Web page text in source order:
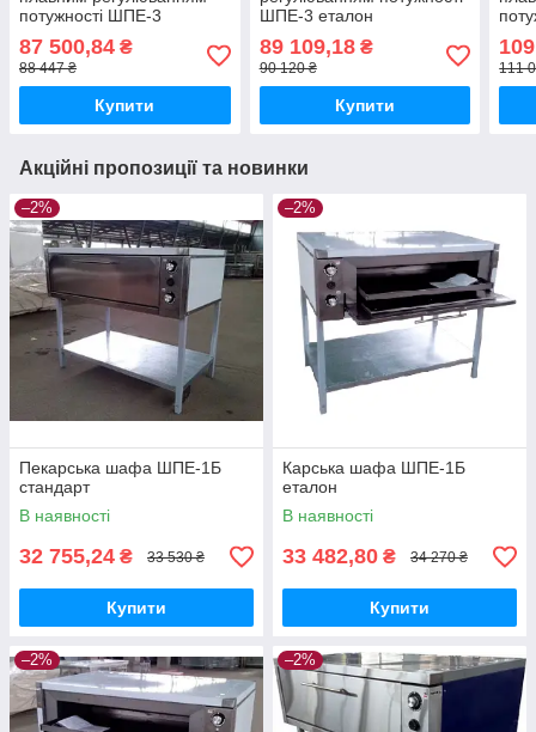
потужності ШПЕ-3
87 500,84 ₴
88 447 ₴
Купити
ШПЕ-3 еталон
89 109,18₴
90 120 ₴
Купити
111
Акційні пропозиції та новинки
–2%
Пекарська шафа ШПЕ-1Б
стандарт
В наявності
32 755,24 ₴ 33 530 ₴
Купити
–2%
Карська шафа ШПЕ-1Б
еталон
В наявності
33 482,80 ₴ 34 270 ₴
Купити
–2% –2%